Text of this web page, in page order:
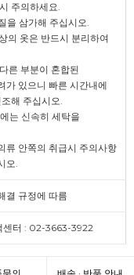
주의하세요.
을 삼가해 주십시오.
의 옷은 반드시 분리하여
른 부분이 혼합된
가 있으니 빠른 시간내에
해 주십시오.
는 신속히 세탁을
류 안쪽의 취급시 주의사항
오.
결 규정에 따름
센터 : 02-3663-3922